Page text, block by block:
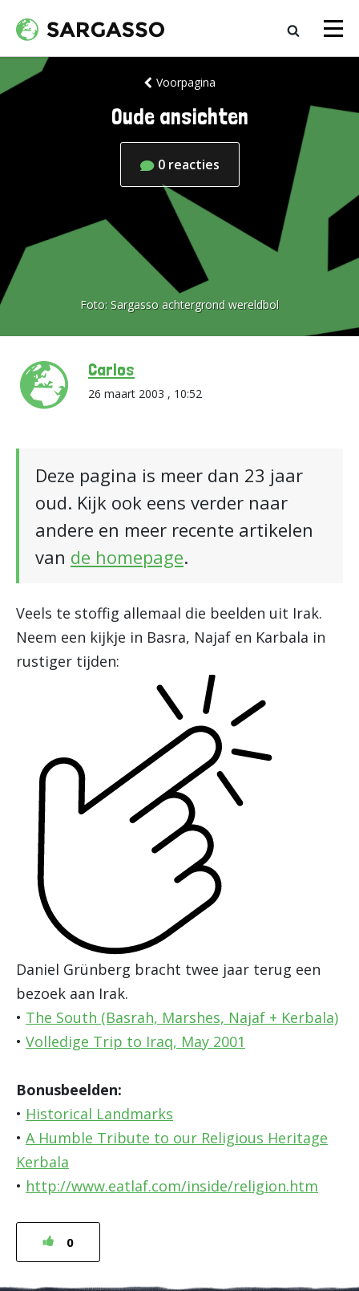
Voorpagina
Oude ansichten
0 reacties
Foto: Sargasso achtergrond wereldbol
Carlos
26 maart 2003 , 10:52
Deze pagina is meer dan 23 jaar
oud. Kijk ook eens verder naar
andere en meer recente artikelen
van de homepage.
Veels te stoffig allemaal die beelden uit Irak.
Neem een kijkje in Basra, Najaf en Karbala in
rustiger tijden:
Daniel Grünberg bracht twee jaar terug een
bezoek aan Irak.
• The South (Basrah, Marshes, Najaf + Kerbala)
• Volledige Trip to Iraq, May 2001
Bonusbeelden:
• Historical Landmarks
• A Humble Tribute to our Religious Heritage
Kerbala
• http://www.eatlaf.com/inside/religion.htm
0